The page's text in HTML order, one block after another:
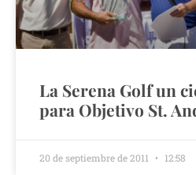
La Serena Golf un
para Objetivo St.
20 de septiembre de 2011 12:58